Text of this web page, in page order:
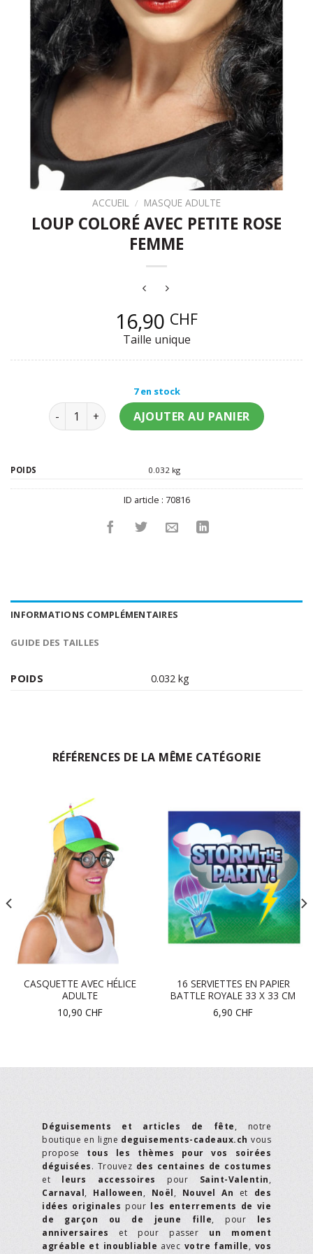
ACCUEIL / MASQUE ADULTE
LOUP COLORÉ AVEC PETITE ROSE
FEMME
16,90 CHF
Taille unique
7 en stock
quantité de Loup coloré avec petite rose femme
AJOUTER AU PANIER
POIDS 0.032 kg
ID article : 70816
INFORMATIONS COMPLÉMENTAIRES
GUIDE DES TAILLES
POIDS 0.032 kg
RÉFÉRENCES DE LA MÊME CATÉGORIE
CASQUETTE AVEC HÉLICE
ADULTE
10,90 CHF
16 SERVIETTES EN PAPIER
BATTLE ROYALE 33 X 33 CM
6,90 CHF
Déguisements et articles de fête, notre
boutique en ligne deguisements-cadeaux.ch vous
propose tous les thèmes pour vos soirées
déguisées. Trouvez des centaines de costumes
et leurs accessoires pour Saint-Valentin,
Carnaval, Halloween, Noël, Nouvel An et des
idées originales pour les enterrements de vie
de garçon ou de jeune fille, pour les
anniversaires et pour passer un moment
agréable et inoubliable avec votre famille, vos